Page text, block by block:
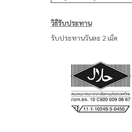
วิธีรับประทาน
รับประทานวันละ 2 เม็ด